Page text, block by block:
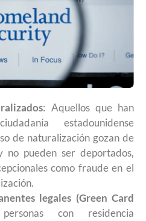
: Aquellos que han
estadounidense
de naturalización gozan de
no pueden ser deportados,
como fraude en el
legales (Green Card
con residencia